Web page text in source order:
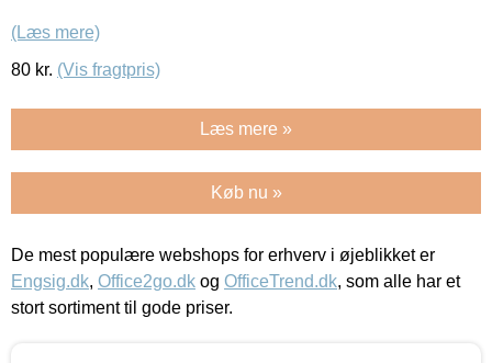
(Læs mere)
80 kr. (Vis fragtpris)
Læs mere »
Køb nu »
De mest populære webshops for erhverv i øjeblikket er
Engsig.dk, Office2go.dk og OfficeTrend.dk, som alle har et
stort sortiment til gode priser.